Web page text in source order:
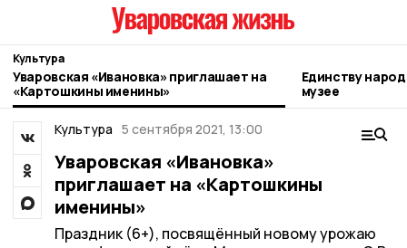
Культура
Уваровская «Ивановка» приглашает на
«Картошкины именины»
Единству
музее
Культура 5 сентября 2021, 13:00
Уваровская «Ивановка»
приглашает на «Картошкины
именины»
Праздник (6+), посвящённый новому урожаю